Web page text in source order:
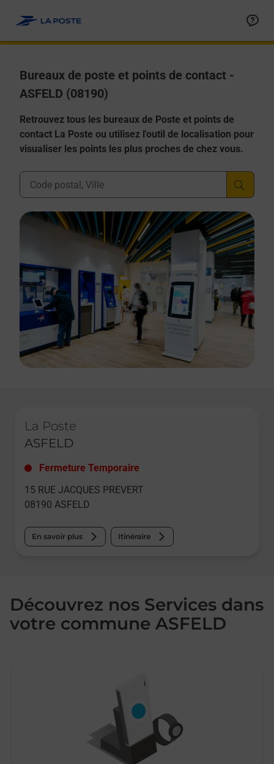
Bureaux de poste et points de contact -
ASFELD (08190)
Retrouvez tous les bureaux de Poste et points de
contact La Poste ou utilisez l'outil de localisation pour
visualiser les points les plus proches de chez vous.
Ville, Département, Code Postal
La Poste
ASFELD
Fermeture Temporaire
15 RUE JACQUES PREVERT
08190 ASFELD
En savoir plus Itinéraire
Découvrez nos Services dans
votre commune ASFELD